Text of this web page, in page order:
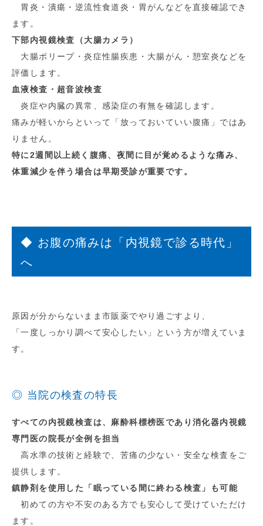
胃炎・潰瘍・逆流性食道炎・胃がんなどを直接確認でき
ます。
下部内視鏡検査（大腸カメラ）
大腸ポリープ・炎症性腸疾患・大腸がん・憩室炎などを
評価します。
血液検査・超音波検査
炎症や内臓の異常、感染症の有無を確認します。
痛みが軽いからといって「放っておいていい腹痛」ではあ
りません。
特に2週間以上続く腹痛、夜間に目が覚めるような痛み、
体重減少を伴う場合は早期受診が重要です。
◆ お腹の痛みは「内視鏡で診る時代」
へ
原因が分からないまま市販薬でやり過ごすより、
「一度しっかり調べて安心したい」という方が増えていま
す。
◎ 当院の検査の特長
すべての内視鏡検査は、麻酔科標榜医であり消化器内視鏡
専門医の院長が全例を担当
高水準の技術と経験で、苦痛の少ない・安全な検査をご
提供します。
鎮静剤を使用した「眠っている間に終わる検査」も可能
初めての方や不安のある方でも安心して受けていただけ
ます。